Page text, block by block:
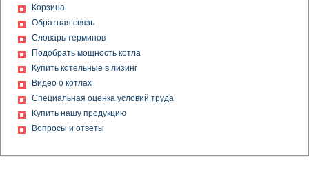
Промышленный котел на газе
Твердотопливные котлы дешево
Дешевые котлы на дровах
Котлы и котельное оборудование
Котлы на газовом топливе
Котел с гарантией
Водогрейный газовый котел
Газовые котлы для котельных
Газовый котел КВ
Корзина
Обратная связь
Словарь терминов
Подобрать мощность котла
Купить котельные в лизинг
Видео о котлах
Специальная оценка условий труда
Купить нашу продукцию
Вопросы и ответы